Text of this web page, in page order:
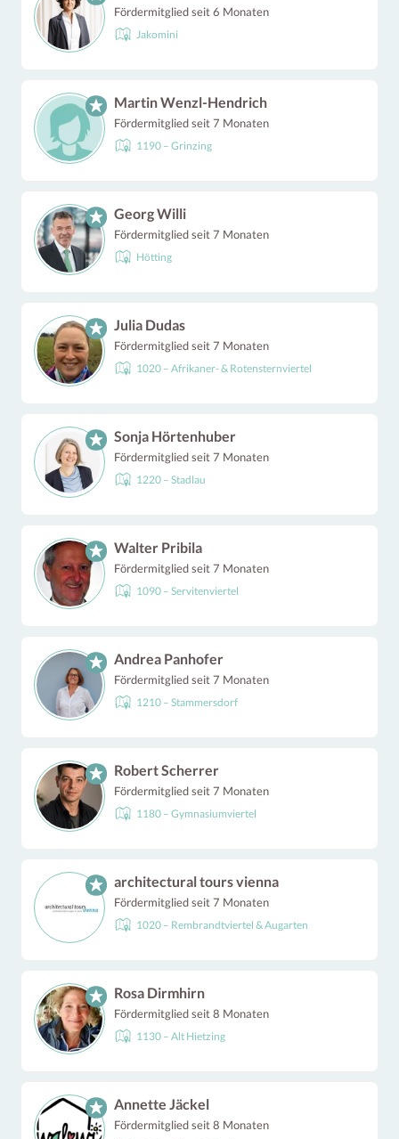
Fördermitglied seit 6 Monaten
Jakomini
Martin Wenzl-Hendrich
Fördermitglied seit 7 Monaten
1190 – Grinzing
Georg Willi
Fördermitglied seit 7 Monaten
Hötting
Julia Dudas
Fördermitglied seit 7 Monaten
1020 – Afrikaner- & Rotensternviertel
Sonja Hörtenhuber
Fördermitglied seit 7 Monaten
1220 – Stadlau
Walter Pribila
Fördermitglied seit 7 Monaten
1090 – Servitenviertel
Andrea Panhofer
Fördermitglied seit 7 Monaten
1210 – Stammersdorf
Robert Scherrer
Fördermitglied seit 7 Monaten
1180 – Gymnasiumviertel
architectural tours vienna
Fördermitglied seit 7 Monaten
1020 – Rembrandtviertel & Augarten
Rosa Dirmhirn
Fördermitglied seit 8 Monaten
1130 – Alt Hietzing
Annette Jäckel
Fördermitglied seit 8 Monaten